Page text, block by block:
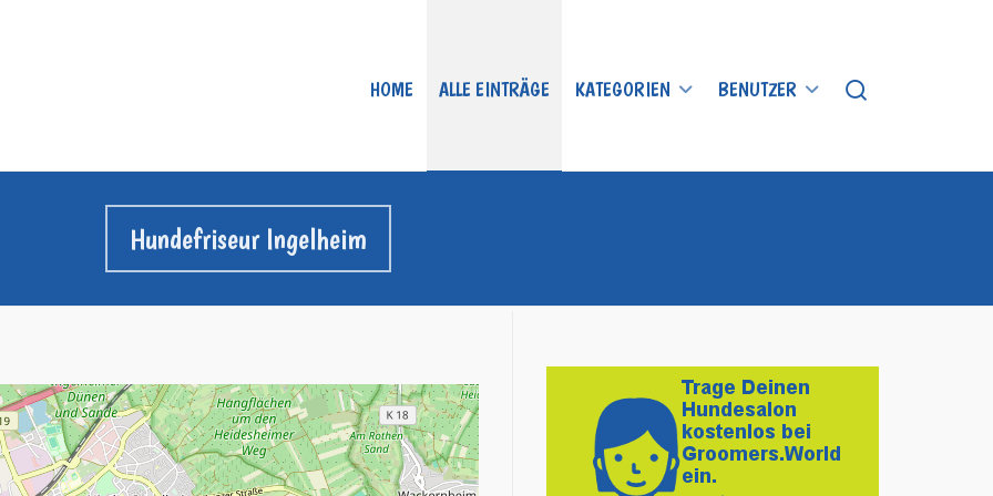
HOME ALLE EINTRÄGE KATEGORIEN BENUTZER
Hundefriseur Ingelheim